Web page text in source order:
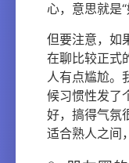
心，意思就是“
但要注意，如
在聊比较正式
人有点尴尬。
候习惯性发了
好，搞得气氛
适合熟人之间